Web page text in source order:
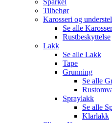
Tilbehør
Karosseri og
Se alle
Rustbeskyttelse
Lakk
Se alle Lakk
Tape
Grunning
Se alle
Spraylakk
Se alle
Klarlakk